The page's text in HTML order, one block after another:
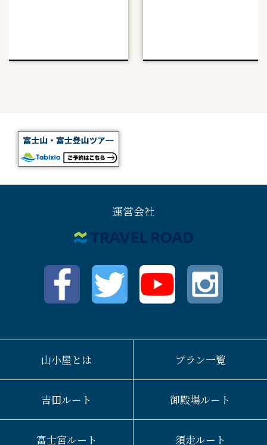
運営会社
山小屋とは プラン一覧
吉田ルート 御殿場ルート
富士宮ルート 須走ルート